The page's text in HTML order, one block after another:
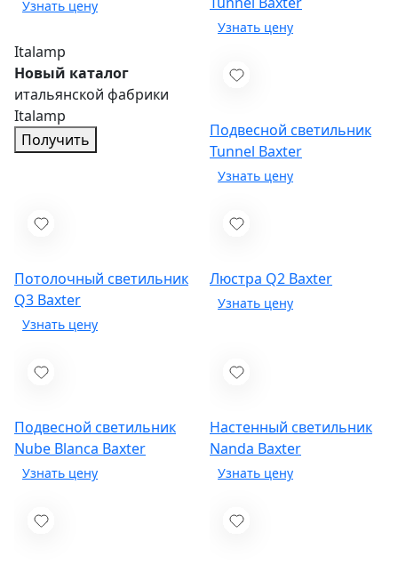
Italamp
Новый каталог
итальянской фабрики
Italamp
Получить
Подвесной светильник
Tunnel Baxter
Потолочный светильник
Q3 Baxter
Люстра Q2 Baxter
Подвесной светильник
Nube Blanca Baxter
Настенный светильник
Nanda Baxter